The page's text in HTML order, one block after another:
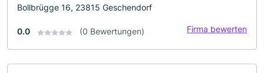
Bollbrügge 16, 23815 Geschendorf
0.0 (0 Bewertungen) Firma bewerten